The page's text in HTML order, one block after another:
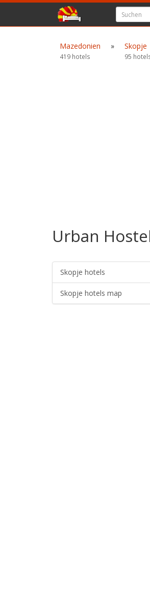
Mazedonien
419 hotels
» Skopje
95
Urban
Skopje hotels
Skopje hotels map